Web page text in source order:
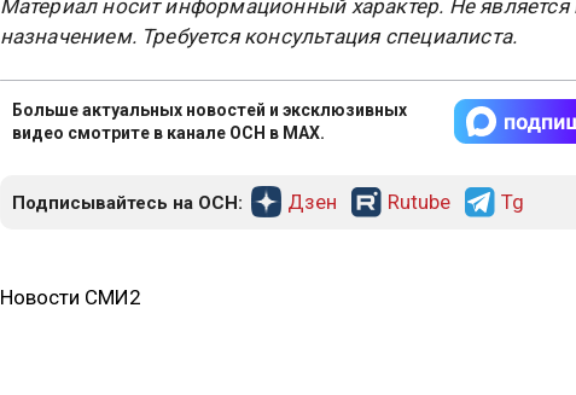
Материал носит информационный характер. Не
назначением. Требуется консультация специалиста.
Больше актуальных новостей и эксклюзивных
видео смотрите в канале ОСН в MAX.
Подписывайтесь на ОСН: Дзен Rutube Tg
Новости СМИ2